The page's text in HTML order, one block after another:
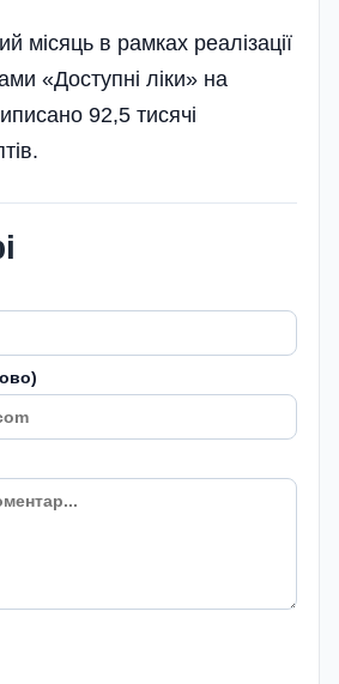
місяць в рамках реалізації
«Доступні ліки» на
92,5 тисячі